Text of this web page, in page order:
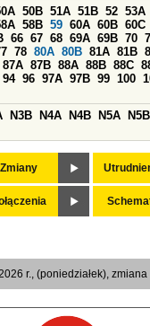
50B 51A 51B 52 53A
58B 59 60A 60B 60C
66 67 68 69A 69B 70
78 80A 80B 81A 81B
87A 87B 88A 88B 88C
94 96 97A 97B 99 100
N3B N4A N4B N5A N5B
Zmiany
r., (poniedziałek), zmiana